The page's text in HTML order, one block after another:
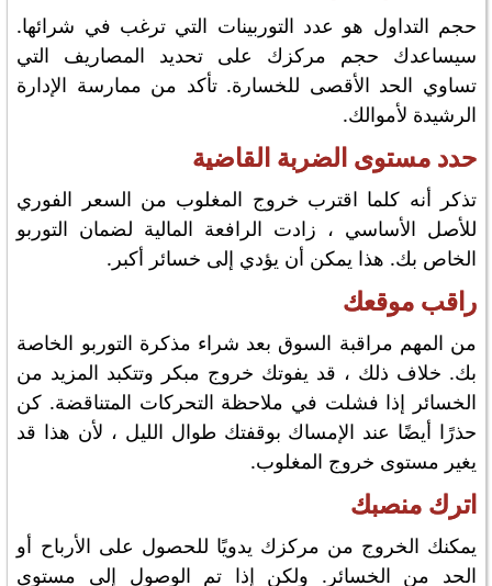
حجم التداول هو عدد التوربينات التي ترغب في شرائها.
سيساعدك حجم مركزك على تحديد المصاريف التي
تساوي الحد الأقصى للخسارة. تأكد من ممارسة الإدارة
الرشيدة لأموالك.
حدد مستوى الضربة القاضية
تذكر أنه كلما اقترب خروج المغلوب من السعر الفوري
للأصل الأساسي ، زادت الرافعة المالية لضمان التوربو
الخاص بك. هذا يمكن أن يؤدي إلى خسائر أكبر.
راقب موقعك
من المهم مراقبة السوق بعد شراء مذكرة التوربو الخاصة
بك. خلاف ذلك ، قد يفوتك خروج مبكر وتتكبد المزيد من
الخسائر إذا فشلت في ملاحظة التحركات المتناقضة. كن
حذرًا أيضًا عند الإمساك بوقفتك طوال الليل ، لأن هذا قد
يغير مستوى خروج المغلوب.
اترك منصبك
يمكنك الخروج من مركزك يدويًا للحصول على الأرباح أو
الحد من الخسائر. ولكن إذا تم الوصول إلى مستوى